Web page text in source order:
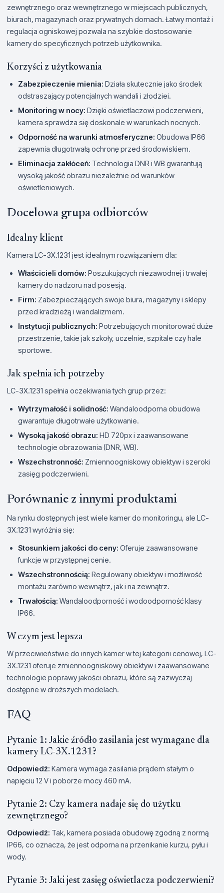
zewnętrznego oraz wewnętrznego w miejscach publicznych,
biurach, magazynach oraz prywatnych domach. Łatwy montaż i
regulacja ogniskowej pozwala na szybkie dostosowanie
kamery do specyficznych potrzeb użytkownika.
Korzyści z użytkowania
Zabezpieczenie mienia: Działa skutecznie jako środek
odstraszający potencjalnych wandali i złodziei.
Monitoring w nocy: Dzięki oświetlaczowi podczerwieni,
kamera sprawdza się doskonale w warunkach nocnych.
Odporność na warunki atmosferyczne: Obudowa IP66
zapewnia długotrwałą ochronę przed środowiskiem.
Eliminacja zakłóceń: Technologia DNR i WB gwarantują
wysoką jakość obrazu niezależnie od warunków
oświetleniowych.
Docelowa grupa odbiorców
Idealny klient
Kamera LC-3X.1231 jest idealnym rozwiązaniem dla:
Właścicieli domów: Poszukujących niezawodnej i trwałej
kamery do nadzoru nad posesją.
Firm: Zabezpieczających swoje biura, magazyny i sklepy
przed kradzieżą i wandalizmem.
Instytucji publicznych: Potrzebujących monitorować duże
przestrzenie, takie jak szkoły, uczelnie, szpitale czy hale
sportowe.
Jak spełnia ich potrzeby
LC-3X.1231 spełnia oczekiwania tych grup przez:
Wytrzymałość i solidność: Wandaloodporna obudowa
gwarantuje długotrwałe użytkowanie.
Wysoką jakość obrazu: HD 720px i zaawansowane
technologie obrazowania (DNR, WB).
Wszechstronność: Zmiennoogniskowy obiektyw i szeroki
zasięg podczerwieni.
Porównanie z innymi produktami
Na rynku dostępnych jest wiele kamer do monitoringu, ale LC-
3X.1231 wyróżnia się:
Stosunkiem jakości do ceny: Oferuje zaawansowane
funkcje w przystępnej cenie.
Wszechstronnością: Regulowany obiektyw i możliwość
montażu zarówno wewnątrz, jak i na zewnątrz.
Trwałością: Wandaloodporność i wodoodporność klasy
IP66.
W czym jest lepsza
W przeciwieństwie do innych kamer w tej kategorii cenowej, LC-
3X.1231 oferuje zmiennoogniskowy obiektyw i zaawansowane
technologie poprawy jakości obrazu, które są zazwyczaj
dostępne w droższych modelach.
FAQ
Pytanie 1: Jakie źródło zasilania jest wymagane dla
kamery LC-3X.1231?
Odpowiedź: Kamera wymaga zasilania prądem stałym o
napięciu 12 V i poborze mocy 460 mA.
Pytanie 2: Czy kamera nadaje się do użytku
zewnętrznego?
Odpowiedź: Tak, kamera posiada obudowę zgodną z normą
IP66, co oznacza, że jest odporna na przenikanie kurzu, pyłu i
wody.
Pytanie 3: Jaki jest zasięg oświetlacza podczerwieni?